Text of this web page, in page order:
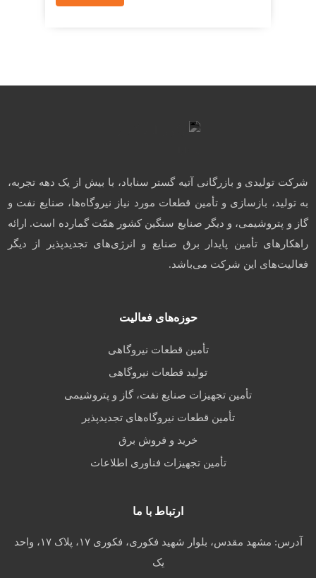
شرکت تولیدی و بازرگانی آتیه گستر سناباد، با بیش از یک دهه تجربه،
به تولید، بازسازی و تأمین قطعات مورد نیاز نیروگاه‌ها، صنایع نفت و
گاز و پتروشیمی، و دیگر صنایع سنگین کشور همّت گمارده است. ارائه
راهکارهای تأمین پایدار برق صنایع و انرژی‌های تجدیدپذیر از دیگر
فعالیت‌های این شرکت می‌باشد.
حوزه‌های فعالیت
تأمین قطعات نیروگاهی
تولید قطعات نیروگاهی
تأمین تجهیزات صنایع نفت، گاز و پتروشیمی
تأمین قطعات نیروگاه‌های تجدیدپذیر
خرید و فروش برق
تأمین تجهیزات فناوری اطلاعات
ارتباط با ما
آدرس:
مشهد مقدس، بلوار شهید فکوری، فکوری ۱۷، پلاک ۱۷، واحد
یک